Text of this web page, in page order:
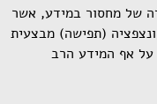
של מחסור במידע, אשר
(תפישה) מבצעית
אף המידע הרב